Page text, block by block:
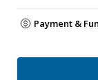
Payment &